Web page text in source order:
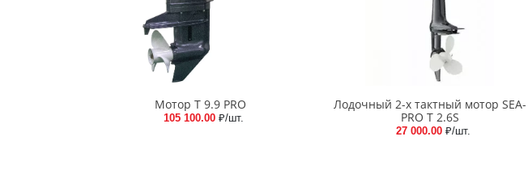
Мотор Т 9.9 PRO
105 100.00 ₽/шт.
Лодочный 2-х тактный мотор SEA-
PRO Т 2.6S
27 000.00 ₽/шт.